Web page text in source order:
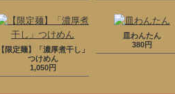
【限定麺】「濃厚煮干し」
つけめん
1,050円
皿わんたん
380円